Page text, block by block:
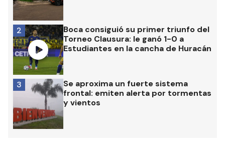
Boca consiguió su primer triunfo del
Torneo Clausura: le ganó 1-0 a
Estudiantes en la cancha de Huracán
2
Se aproxima un fuerte sistema
frontal: emiten alerta por tormentas
y vientos
3